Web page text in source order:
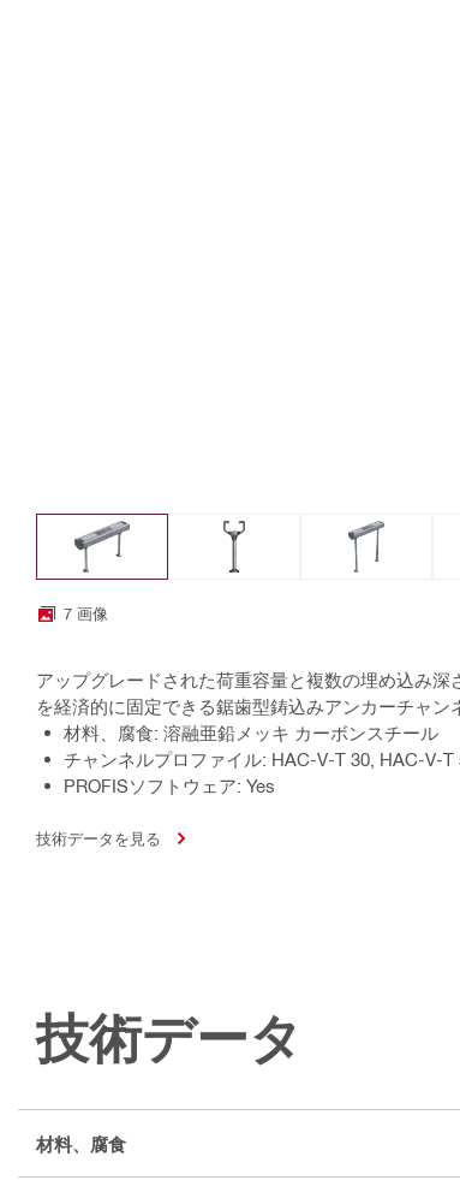
7 画像
アップグレードされた荷重容量と複数の埋め込み
を経済的に固定できる鋸歯型鋳込みアンカーチャン
材料、腐食: 溶融亜鉛メッキ カーボンスチール
チャンネルプロファイル: HAC-V-T 30, HAC-V-T
PROFISソフトウェア: Yes
技術データを見る
技術データ
材料、腐食